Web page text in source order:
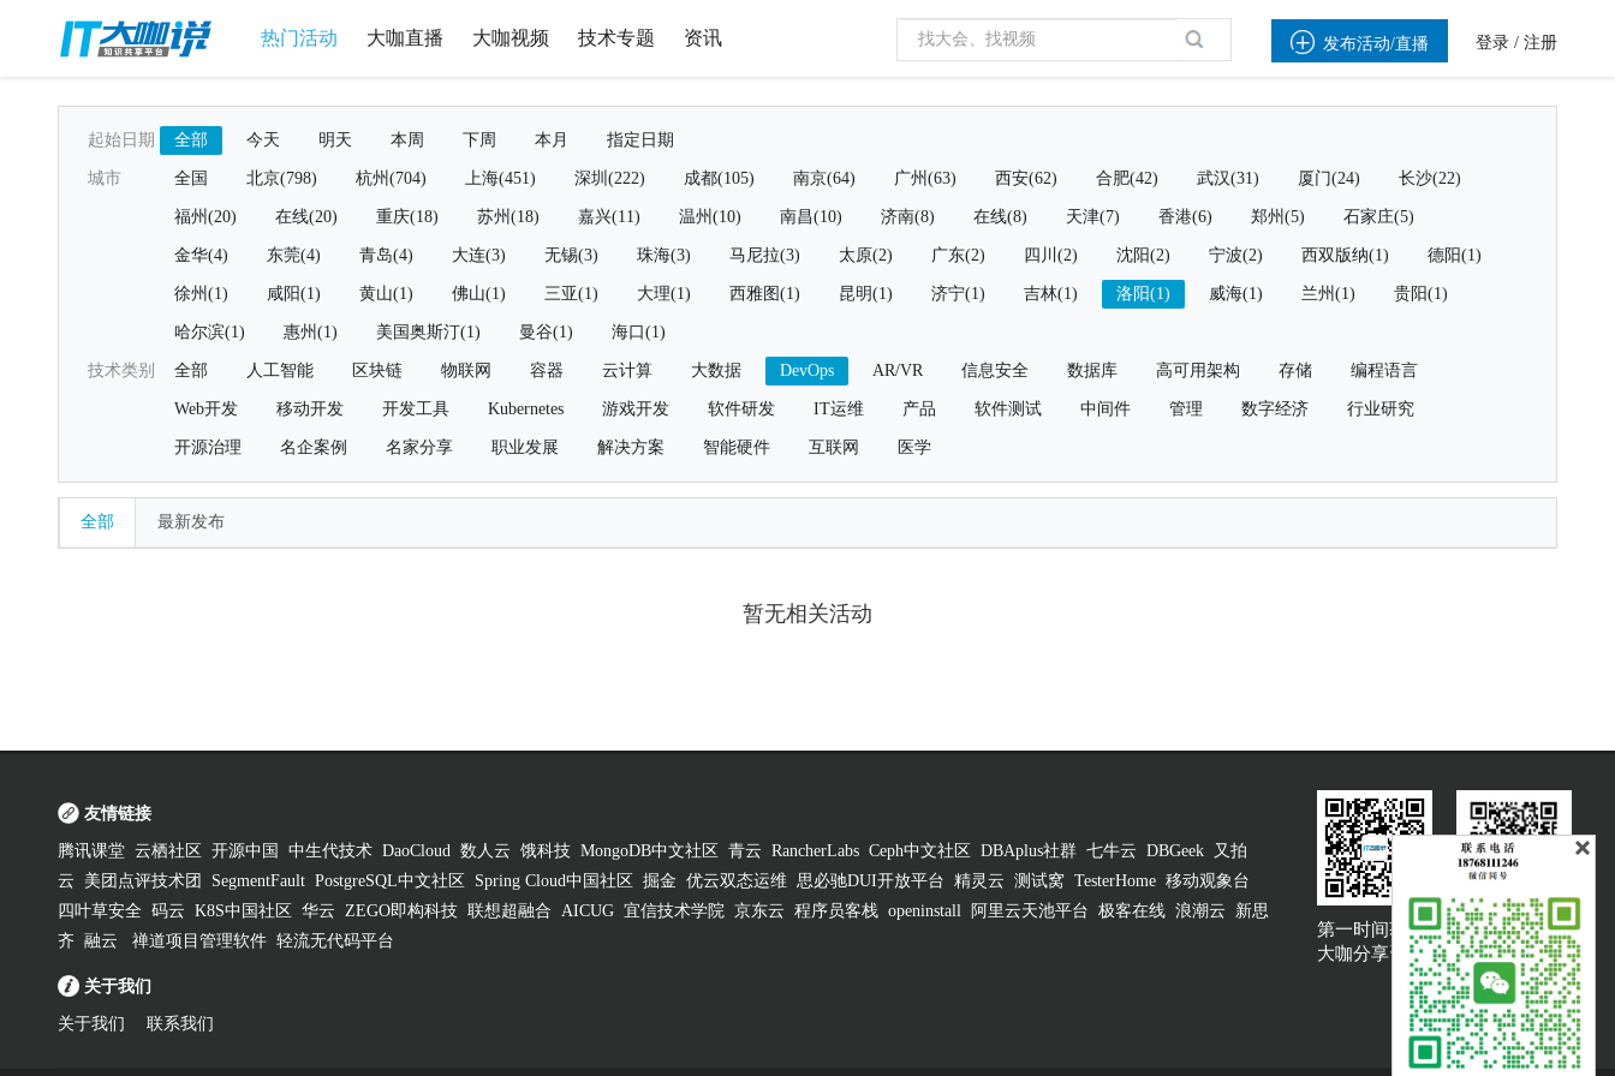
热门活动 大咖直播 大咖视频 技术专题 资讯  发布活动/直播 登录 / 注册
起始日期 全部 今天 明天 本周 下周 本月 指定日期
城市 全国 北京(798) 杭州(704) 上海(451) 深圳(222) 成都(105) 南京(64) 广州(63) 西安(62) 合肥(42) 武汉(31) 厦门(24) 长沙(22)
福州(20) 在线(20) 重庆(18) 苏州(18) 嘉兴(11) 温州(10) 南昌(10) 济南(8) 在线(8) 天津(7) 香港(6) 郑州(5) 石家庄(5)
金华(4) 东莞(4) 青岛(4) 大连(3) 无锡(3) 珠海(3) 马尼拉(3) 太原(2) 广东(2) 四川(2) 沈阳(2) 宁波(2) 西双版纳(1) 德阳(1)
徐州(1) 咸阳(1) 黄山(1) 佛山(1) 三亚(1) 大理(1) 西雅图(1) 昆明(1) 济宁(1) 吉林(1) 洛阳(1) 威海(1) 兰州(1) 贵阳(1)
哈尔滨(1) 惠州(1) 美国奥斯汀(1) 曼谷(1) 海口(1)
技术类别 全部 人工智能 区块链 物联网 容器 云计算 大数据 DevOps AR/VR 信息安全 数据库 高可用架构 存储 编程语言
Web开发 移动开发 开发工具 Kubernetes 游戏开发 软件研发 IT运维 产品 软件测试 中间件 管理 数字经济 行业研究
开源治理 名企案例 名家分享 职业发展 解决方案 智能硬件 互联网 医学
全部 最新发布
暂无相关活动
友情链接
腾讯课堂 云栖社区 开源中国 中生代技术 DaoCloud 数人云 饿科技 MongoDB中文社区 青云 RancherLabs Ceph中文社区 DBAplus社群 七牛云 DBGeek
又拍
云
美团点评技术团 SegmentFault PostgreSQL中文社区 Spring Cloud中国社区 掘金 优云双态运维 思必驰DUI开放平台 精灵云 测试窝 TesterHome 移动观象台
四叶草安全 码云 K8S中国社区 华云 ZEGO即构科技 联想超融合 AICUG 宜信技术学院 京东云 程序员客栈 openinstall 阿里云天池平台 极客在线 浪潮云
新思
齐 融云 禅道项目管理软件 轻流无代码平台
关于我们
关于我们 联系我们
第一时间获取
大咖分享资讯
大咖说吐槽客服